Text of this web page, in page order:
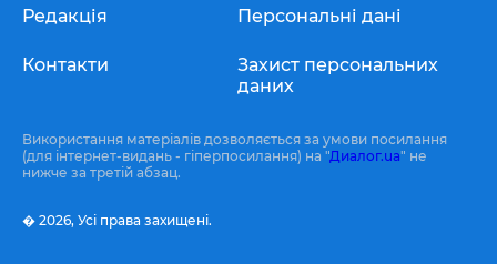
Редакція
Контакти
Персональні дані
Захист персональних
даних
Використання матеріалів дозволяється за умови посилання
(для інтернет-видань - гіперпосилання) на "Диалог.ua" не
нижче за третій абзац.
� 2026, Усі права захищені.